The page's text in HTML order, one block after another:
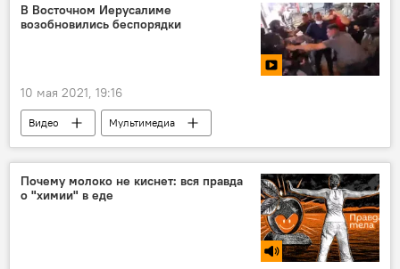
В Восточном Иерусалиме
возобновились беспорядки
10 мая 2021, 19:16
Видео Мультимедиа
Почему молоко не киснет: вся правда
о "химии" в еде